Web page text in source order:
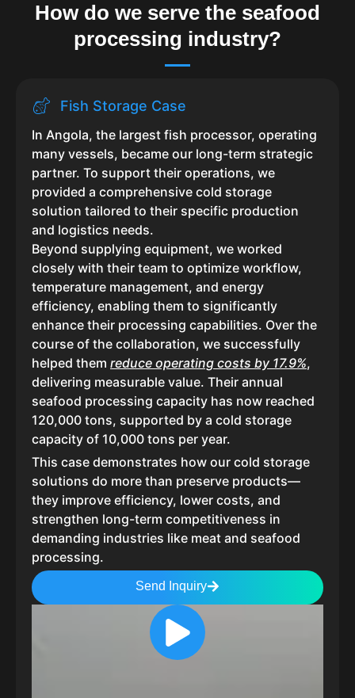
How do we serve the seafood
processing industry?
Fish Storage Case
In Angola, the largest fish processor, operating
many vessels, became our long-term strategic
partner. To support their operations, we
provided a comprehensive cold storage
solution tailored to their specific production
and logistics needs.
Beyond supplying equipment, we worked
closely with their team to optimize workflow,
temperature management, and energy
efficiency, enabling them to significantly
enhance their processing capabilities. Over the
course of the collaboration, we successfully
helped them reduce operating costs by 17.9%,
delivering measurable value. Their annual
seafood processing capacity has now reached
120,000 tons, supported by a cold storage
capacity of 10,000 tons per year.
This case demonstrates how our cold storage
solutions do more than preserve products—
they improve efficiency, lower costs, and
strengthen long-term competitiveness in
demanding industries like meat and seafood
processing.
Send Inquiry